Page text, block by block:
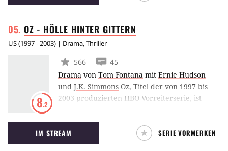
seine Kollegen bekommen einen neuen
andere Regeln als zuvor.
OZ - HÖLLE HINTERGITTERN
US(1997 - 2003) | Drama,Thriller
8.2
566
45
Drama von Tom Fontana mit Ernie Hudson
und J.K. Simmons Oz, Titel der von 1997 bis
2003 produzierten HBO-Vorreiterserie, ist
Hochsicherheitsgefängnisses, in dem sich der
experimentelle Trakt Emerald City befindet.
Resozialisierung wird darin größer
IM STREAM SERIE VORMERKEN